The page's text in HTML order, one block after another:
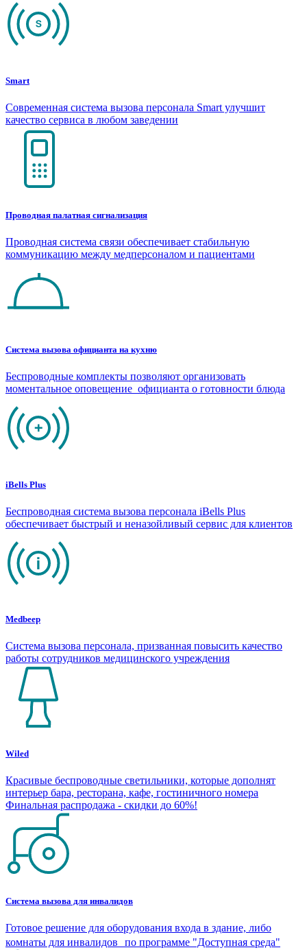
Smart
Современная система вызова персонала Smart улучшит
качество сервиса в любом заведении
Проводная палатная сигнализация
Проводная система связи обеспечивает стабильную
коммуникацию между медперсоналом и пациентами
Система вызова официанта на кухню
Беспроводные комплекты позволяют организовать
моментальное оповещение официанта о готовности блюда
iBells Plus
Беспроводная система вызова персонала iBells Plus
обеспечивает быстрый и неназойливый сервис для клиентов
Medbeep
Система вызова персонала, призванная повысить качество
работы сотрудников медицинского учреждения
Wiled
Красивые беспроводные светильники, которые дополнят
интерьер бара, ресторана, кафе, гостиничного номера
Финальная распродажа - скидки до 60%!
Система вызова для инвалидов
Готовое решение для оборудования входа в здание, либо
комнаты для инвалидов по программе "Доступная среда"